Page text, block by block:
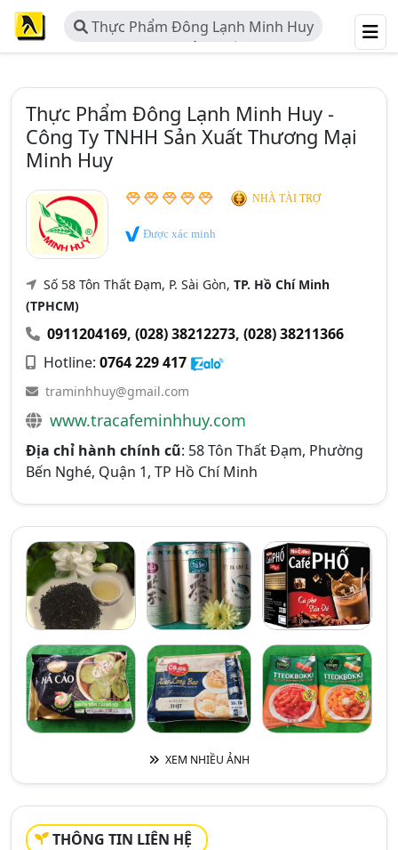
Thực Phẩm Đông Lạnh Minh Huy
- Công Ty TNHH Sản Xuất Thương
Thực Phẩm Đông Lạnh Minh Huy -
Công Ty TNHH Sản Xuất Thương Mại
Minh Huy
NHÀ TÀI TRỢ
Được xác minh
Số 58 Tôn Thất Đạm, P. Sài Gòn, TP. Hồ Chí Minh
(TPHCM)
0911204169, (028) 38212273, (028) 38211366
Hotline: 0764 229 417
traminhhuy@gmail.com
www.tracafeminhhuy.com
Địa chỉ hành chính cũ: 58 Tôn Thất Đạm, Phường
Bến Nghé, Quận 1, TP Hồ Chí Minh
XEM NHIỀU ẢNH
THÔNG TIN LIÊN HỆ